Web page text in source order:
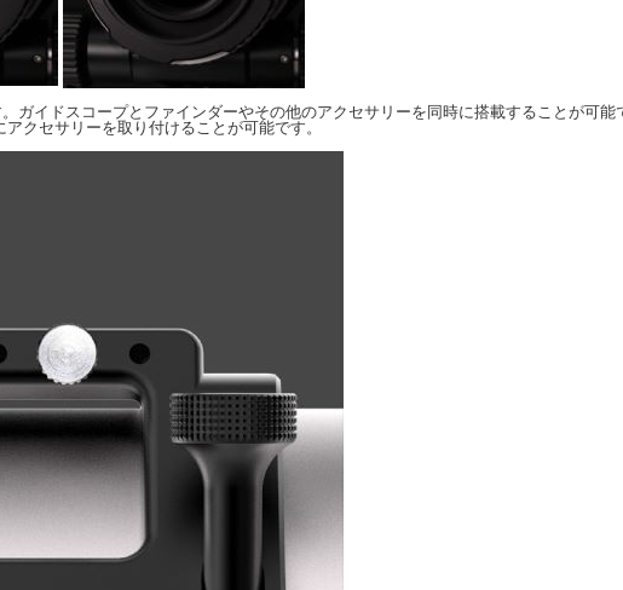
ガイドスコープとファインダーやその他のアクセサリーを同時に搭載することが可
クセサリーを取り付けることが可能です。